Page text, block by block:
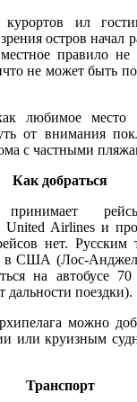
ил
остров начал
правило не
не может быть
любимое место
от внимания
с частными
Как добраться
United Airlines и
нет. Русским
в США (Лос-
на автобусе
дальности поездки).
можно
или круизным
Транспорт